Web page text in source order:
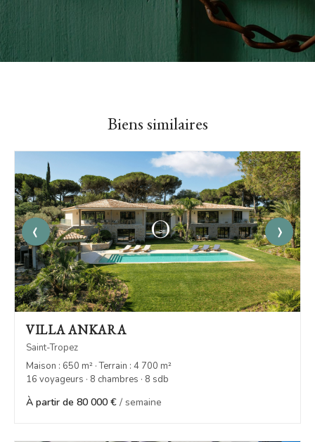
Biens similaires
‹ ›
VILLA ANKARA
Saint-Tropez
Maison : 650 m² · Terrain : 4 700 m²
16 voyageurs · 8 chambres · 8 sdb
À partir de 80 000 € / semaine